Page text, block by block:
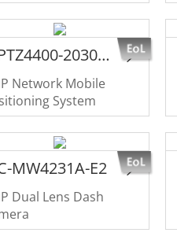
MPTZ4400-2030ULB-NT
Network Mobile
System
MW4231A-E2
Dual Lens Dash